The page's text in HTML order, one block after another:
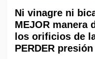
Ni vinagre ni
MEJOR manera
los orificios de
PERDER presión